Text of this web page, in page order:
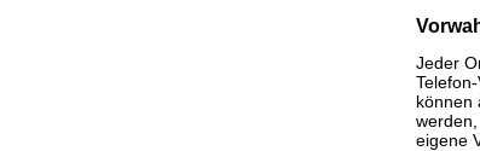
Jeder
können
eigene